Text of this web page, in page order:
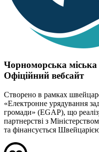
Чорноморська міська
Офіційний вебсайт
Створено в рамках
«Електронне урядування
громади» (EGAP), що
партнерстві з
та фінансується